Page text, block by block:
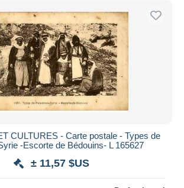
CULTURES - Carte postale - Types de
-Escorte de Bédouins- L 165627
± 11,57 $US